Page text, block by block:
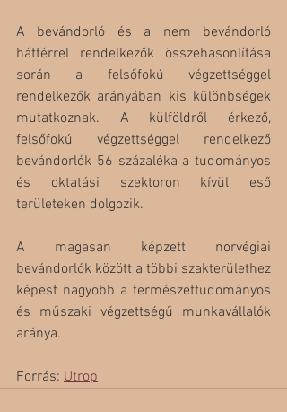
A bevándorló és a nem bevándorló
háttérrel rendelkezők összehasonlítása
során a felsőfokú végzettséggel
rendelkezők arányában kis különbségek
mutatkoznak. A külföldről érkező,
felsőfokú végzettséggel rendelkező
bevándorlók 56 százaléka a tudományos
és oktatási szektoron kívül eső
területeken dolgozik.
A magasan képzett norvégiai
bevándorlók között a többi szakterülethez
képest nagyobb a természettudományos
és műszaki végzettségű munkavállalók
aránya.
Forrás: Utrop